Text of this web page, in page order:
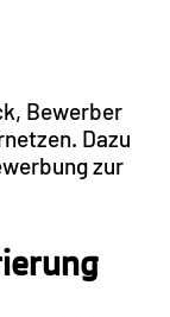
Bewerber
Dazu
zur